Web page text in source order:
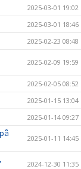
2025-03-01 19:02
2025-03-01 18:46
2025-02-23 08:48
2025-02-09 19:59
2025-02-05 08:52
2025-01-15 13:04
2025-01-14 09:27
2025-01-11 14:45
2024-12-30 11:35